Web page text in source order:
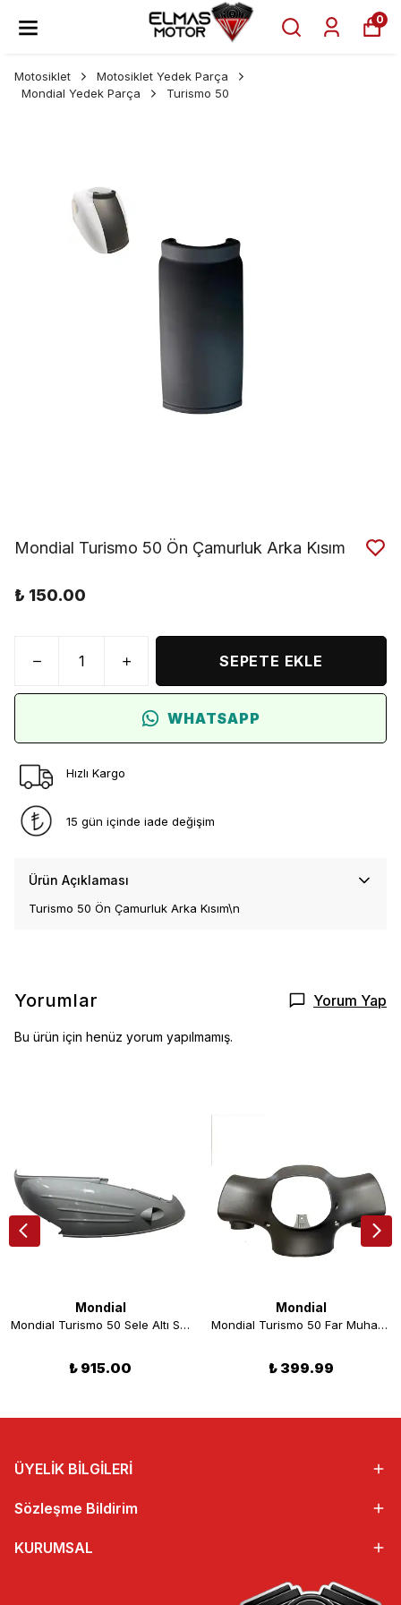
0
Motosiklet
Motosiklet Yedek Parça
Mondial Yedek Parça
Turismo 50
Mondial Turismo 50 Ön Çamurluk Arka Kısım
₺ 150.00
SEPETE EKLE
WHATSAPP
Hızlı Kargo
15 gün içinde iade değişim
Ürün Açıklaması
Turismo 50 Ön Çamurluk Arka Kısım\n
Yorumlar Yorum Yap
Bu ürün için henüz yorum yapılmamış.
Mondial
Mondial Turismo 50 Sele Altı Sol Grenaj Gri
₺ 915.00
Mondial
Mondial Turismo 50 Far Muhafaza Kahverengi
₺ 399.99
ÜYELİK BİLGİLERİ
Sözleşme Bildirim
KURUMSAL